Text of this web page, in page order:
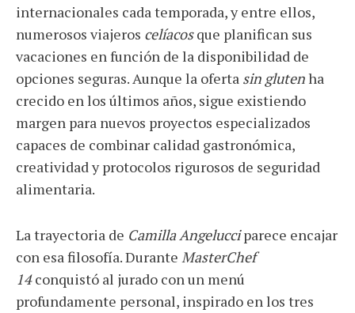
internacionales cada temporada, y entre ellos,
numerosos viajeros celíacosque planifican sus
vacaciones en función de la disponibilidad de
opciones seguras. Aunque la oferta sin glutenha
crecido en los últimos años, sigue existiendo
margen para nuevos proyectos especializados
capaces de combinar calidad gastronómica,
creatividad y protocolos rigurosos de seguridad
alimentaria.
La trayectoria de Camilla Angelucciparece encajar
con esa filosofía. Durante MasterChef
14conquistó al jurado con un menú
profundamente personal, inspirado en los tres